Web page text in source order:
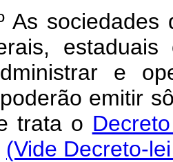
As
e
emitir
trata o
(Vide Decreto-